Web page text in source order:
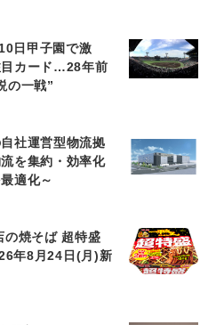
日甲子園で激
カード…28年前
の一戦”
社運営型物流拠
を集約・効率化
適化～
の焼そば 超特盛
年8月24日(月)新